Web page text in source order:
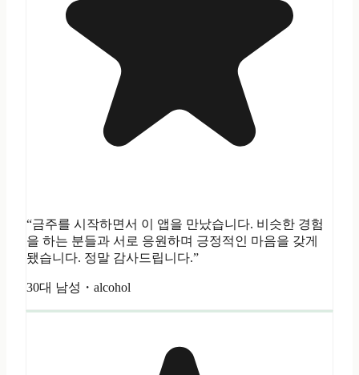
“금주를 시작하면서 이 앱을 만났습니다. 비슷한 경험
을 하는 분들과 서로 응원하며 긍정적인 마음을 갖게
됐습니다. 정말 감사드립니다.”
30대 남성・alcohol